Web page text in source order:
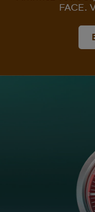
FACE.